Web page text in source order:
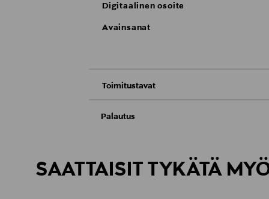
Digitaalinen osoite
Avainsanat
Toimitustavat
Kotiinkuljetus
Palautus
LUE TARKEMMAT PALAUTUSOHJEET
SAATTAISIT TYKÄTÄ